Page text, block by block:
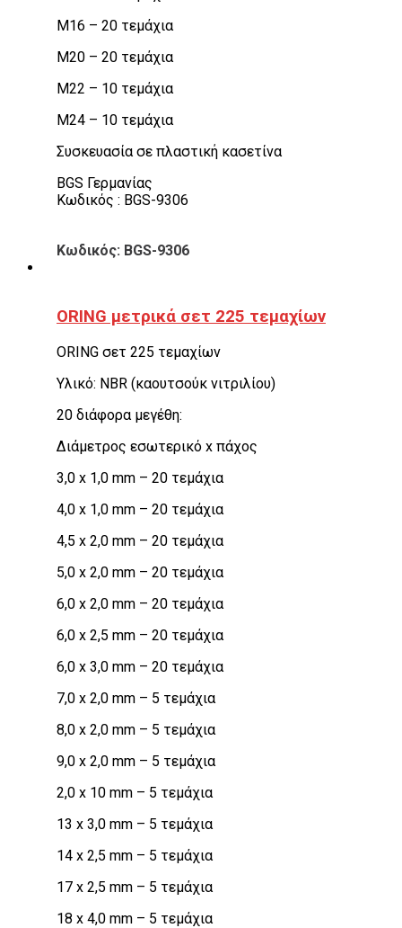
M16 – 20 τεμάχια
M20 – 20 τεμάχια
M22 – 10 τεμάχια
M24 – 10 τεμάχια
Συσκευασία σε πλαστική κασετίνα
BGS Γερμανίας
Κωδικός : BGS-9306
Κωδικός: BGS-9306
ORING μετρικά σετ 225 τεμαχίων
ORING σετ 225 τεμαχίων
Υλικό: NBR (καουτσούκ νιτριλίου)
20 διάφορα μεγέθη:
Διάμετρος εσωτερικό x πάχος
3,0 x 1,0 mm – 20 τεμάχια
4,0 x 1,0 mm – 20 τεμάχια
4,5 x 2,0 mm – 20 τεμάχια
5,0 x 2,0 mm – 20 τεμάχια
6,0 x 2,0 mm – 20 τεμάχια
6,0 x 2,5 mm – 20 τεμάχια
6,0 x 3,0 mm – 20 τεμάχια
7,0 x 2,0 mm – 5 τεμάχια
8,0 x 2,0 mm – 5 τεμάχια
9,0 x 2,0 mm – 5 τεμάχια
2,0 x 10 mm – 5 τεμάχια
13 x 3,0 mm – 5 τεμάχια
14 x 2,5 mm – 5 τεμάχια
17 x 2,5 mm – 5 τεμάχια
18 x 4,0 mm – 5 τεμάχια